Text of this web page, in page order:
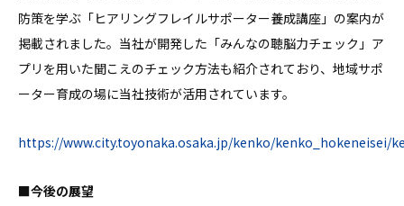
防策を学ぶ「ヒアリングフレイルサポーター養成講座」の案内が
掲載されました。当社が開発した「みんなの聴脳力チェック」ア
プリを用いた聞こえのチェック方法も紹介されており、地域サポ
ーター育成の場に当社技術が活用されています。
https://www.city.toyonaka.osaka.jp/kenko/
■今後の展望